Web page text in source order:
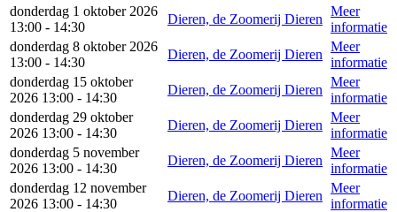
donderdag 1 oktober 2026
13:00 - 14:30
Dieren, de Zoomerij Dieren
Meer
informatie
donderdag 8 oktober 2026
13:00 - 14:30
Dieren, de Zoomerij Dieren
Meer
informatie
donderdag 15 oktober
2026 13:00 - 14:30
Dieren, de Zoomerij Dieren
Meer
informatie
donderdag 29 oktober
2026 13:00 - 14:30
Dieren, de Zoomerij Dieren
Meer
informatie
donderdag 5 november
2026 13:00 - 14:30
Dieren, de Zoomerij Dieren
Meer
informatie
donderdag 12 november
2026 13:00 - 14:30
Dieren, de Zoomerij Dieren
Meer
informatie